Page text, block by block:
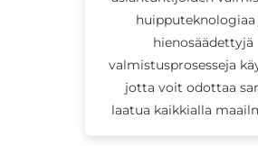
huipputeknologiaa
hienosäädettyjä
valmistusprosesseja
jotta voit odottaa
laatua kaikkialla